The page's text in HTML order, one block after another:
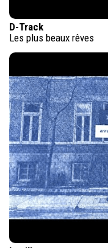
D-Track
Les plus beaux rêves